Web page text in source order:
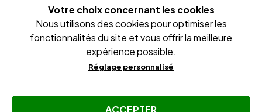
Ces avis proviennent directement de la fiche Google
Business de l'office notarial. Ils n'ont ni été collectés ni
été vérifiés par Alexia.fr.
Conditions générales d'utilisation
Gestion des cookies
Votre choix concernant les cookies
Nous utilisons des cookies pour optimiser les
fonctionnalités du site et vous offrir la meilleure
expérience possible.
Réglage personnalisé
ACCEPTER